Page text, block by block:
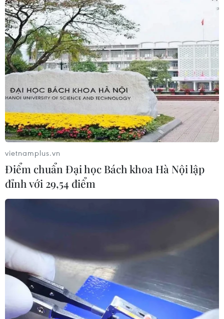
vietnamplus.vn
Điểm chuẩn Đại học Bách khoa Hà Nội lập
đỉnh với 29,54 điểm